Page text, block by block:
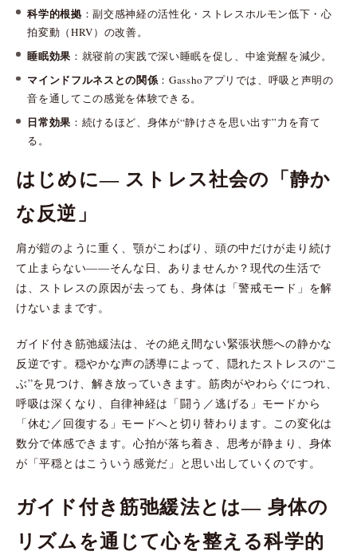
科学的根拠 ：副交感神経の活性化・ストレスホルモン低下・心
拍変動（HRV）の改善。
睡眠効果 ：就寝前の実践で深い睡眠を促し、中途覚醒を減少。
マインドフルネスとの関係 ：Gasshoアプリでは、呼吸と声明の
音を通してこの感覚を体験できる。
日常効果 ：続けるほど、身体が“静けさを思い出す”力を育て
る。
はじめに― ストレス社会の「静か
な反逆」
肩が鎧のように重く、顎がこわばり、頭の中だけが走り続け
て止まらない――そんな日、ありませんか？現代の生活で
は、ストレスの原因が去っても、身体は「警戒モード」を解
けないままです。
ガイド付き筋弛緩法は、その絶え間ない緊張状態への静かな
反逆です。穏やかな声の誘導によって、隠れたストレスの“こ
ぶ”を見つけ、解き放っていきます。筋肉がやわらぐにつれ、
呼吸は深くなり、自律神経は「闘う／逃げる」モードから
「休む／回復する」モードへと切り替わります。この変化は
数分で体感できます。心拍が落ち着き、思考が静まり、身体
が「平穏とはこういう感覚だ」と思い出していくのです。
ガイド付き筋弛緩法とは― 身体の
リズムを通じて心を整える科学的